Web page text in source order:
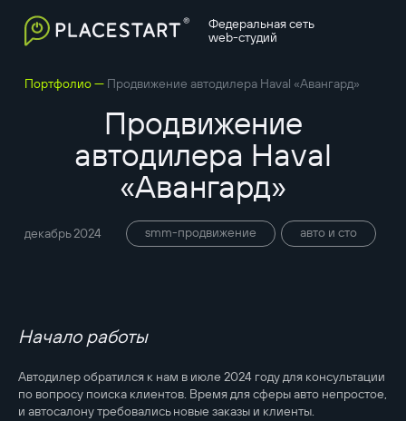
Федеральная сеть
web-студий
Портфолио— Продвижение автодилера Haval «Авангард»
Продвижение
автодилера Haval
«Авангард»
декабрь 2024 smm-продвижение авто и сто
Начало работы
Автодилер обратился к нам в июле 2024 году для консультации
по вопросу поиска клиентов. Время для сферы авто непростое,
и автосалону требовались новые заказы и клиенты.